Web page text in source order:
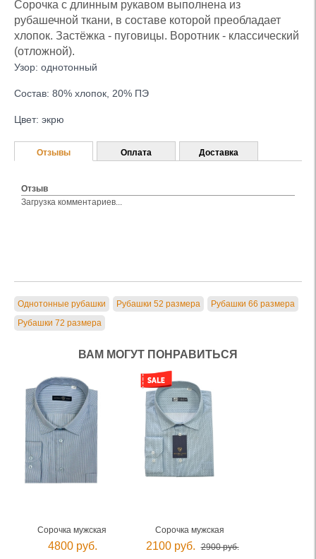
Сорочка с длинным рукавом выполнена из
рубашечной ткани, в составе которой преобладает
хлопок. Застёжка - пуговицы. Воротник - классический
(отложной).
Узор: однотонный
Состав: 80% хлопок, 20% ПЭ
Цвет: экрю
Отзывы
Отзыв
Загрузка комментариев...
Оплата Доставка
Однотонные рубашки Рубашки 52 размера
Рубашки 66 размера
Рубашки 72 размера
ВАМ МОГУТ ПОНРАВИТЬСЯ
Сорочка мужская
4800 руб.
Сорочка мужская
2100 руб. 2900 руб.